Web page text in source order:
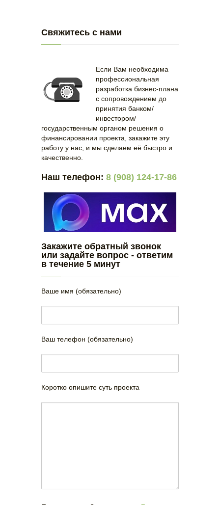
Свяжитесь с нами
Если Вам необходима
профессиональная
разработка бизнес-плана
с сопровождением до
принятия банком/
инвестором/
государственным органом решения о
финансировании проекта, закажите эту
работу у нас, и мы сделаем её быстро и
качественно.
Наш телефон: 8 (908) 124-17-86
Закажите обратный звонок
или задайте вопрос - ответим
в течение 5 минут
Ваше имя (обязательно)
Ваш телефон (обязательно)
Коротко опишите суть проекта